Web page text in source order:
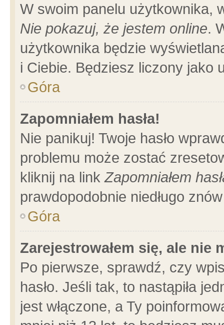
W swoim panelu użytkownika,
Nie pokazuj, że jestem online.
użytkownika będzie
i Ciebie. Będziesz liczony jako
Góra
Zapomniałem hasła!
Nie panikuj! Twoje hasło
problemu może zostać
kliknij na linkZapomniałem
prawdopodobnie niedługo
Góra
Zarejestrowałem się, ale nie
Po pierwsze, sprawdź, czy
hasło. Jeśli tak, to nastąpiła
jest włączone, a Ty